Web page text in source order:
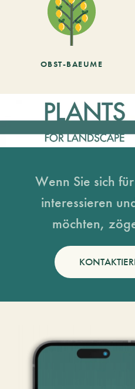
OBST-BAEUME
Wenn Sie sich
interessieren
möchten,